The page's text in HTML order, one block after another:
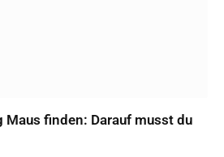
Maus finden: Darauf musst du